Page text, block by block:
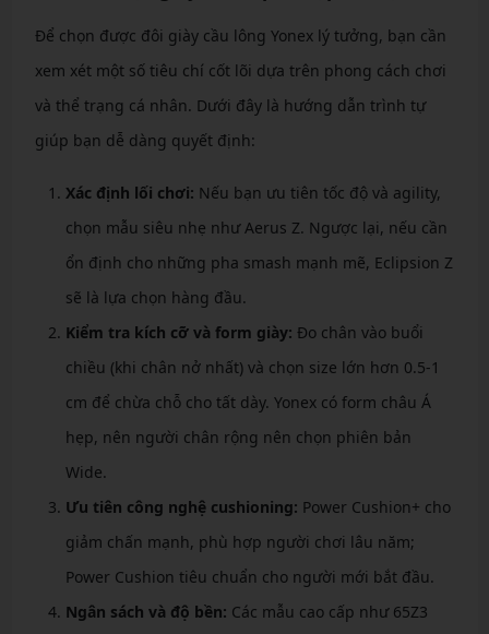
Để chọn được đôi giày cầu lông Yonex lý tưởng, bạn cần
xem xét một số tiêu chí cốt lõi dựa trên phong cách chơi
và thể trạng cá nhân. Dưới đây là hướng dẫn trình tự
giúp bạn dễ dàng quyết định:
Xác định lối chơi: Nếu bạn ưu tiên tốc độ và agility,
chọn mẫu siêu nhẹ như Aerus Z. Ngược lại, nếu cần
ổn định cho những pha smash mạnh mẽ, Eclipsion Z
sẽ là lựa chọn hàng đầu.
Kiểm tra kích cỡ và form giày: Đo chân vào buổi
chiều (khi chân nở nhất) và chọn size lớn hơn 0.5-1
cm để chừa chỗ cho tất dày. Yonex có form châu Á
hẹp, nên người chân rộng nên chọn phiên bản
Wide.
Ưu tiên công nghệ cushioning: Power Cushion+ cho
giảm chấn mạnh, phù hợp người chơi lâu năm;
Power Cushion tiêu chuẩn cho người mới bắt đầu.
Ngân sách và độ bền: Các mẫu cao cấp như 65Z3